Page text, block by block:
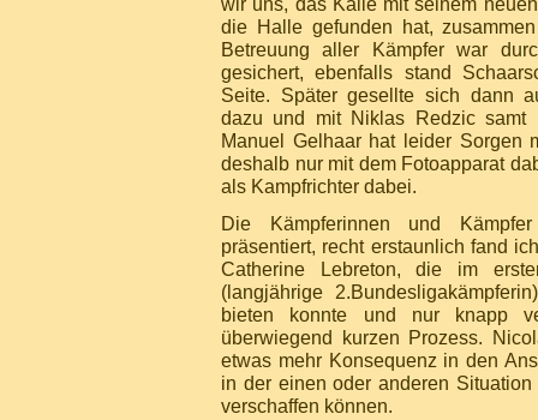
die Halle gefunden hat,
Betreuung aller Kämpfer war
gesichert, ebenfalls stand
Seite. Später gesellte sich dann
dazu und mit Niklas Redzic samt
Manuel Gelhaar hat leider Sorgen
deshalb nur mit dem Fotoapparat
als Kampfrichter dabei.
Die Kämpferinnen und
präsentiert, recht erstaunlich fand
Catherine Lebreton, die im
(langjährige
bieten konnte und nur knapp
überwiegend kurzen Prozess.
etwas mehr Konsequenz in den
in der einen oder anderen
verschaffen können.